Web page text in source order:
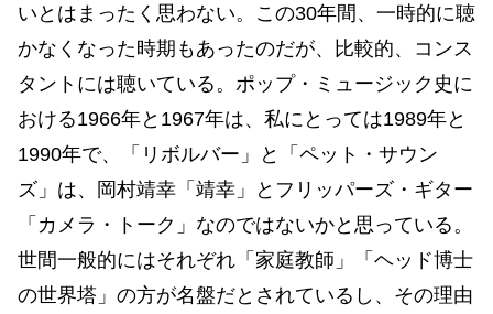
いとはまったく思わない。この30年間、一時的に聴
かなくなった時期もあったのだが、比較的、コンス
タントには聴いている。ポップ・ミュージック史に
おける1966年と1967年は、私にとっては1989年と
1990年で、「リボルバー」と「ペット・サウン
ズ」は、岡村靖幸「靖幸」とフリッパーズ・ギター
「カメラ・トーク」なのではないかと思っている。
世間一般的にはそれぞれ「家庭教師」「ヘッド博士
の世界塔」の方が名盤だとされているし、その理由